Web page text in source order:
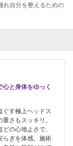
れ自分を整えるための
と身体をゆっく
ぐす極上ヘッドス
さもスッキリ。
の心地よさで、
らぎを体感。施術